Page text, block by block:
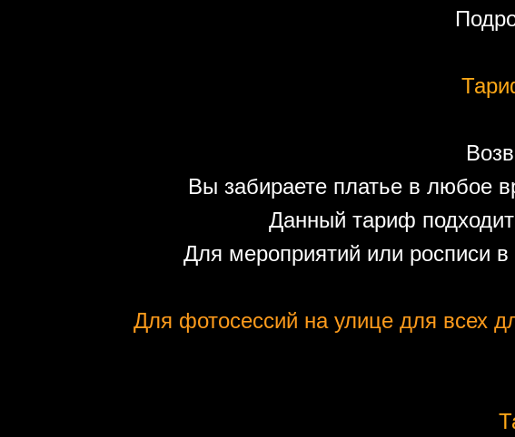
Вы забираете платье в любое
Данный тариф
Для мероприятий или росписи
Для фотосессий на улице для всех